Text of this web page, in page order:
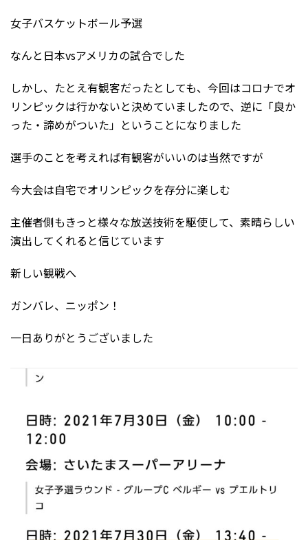
女子バスケットボール予選
なんと日本vsアメリカの試合でした
しかし、たとえ有観客だったとしても、今回はコロナでオ
リンピックは行かないと決めていましたので、逆に「良か
った・諦めがついた」ということになりました
選手のことを考えれば有観客がいいのは当然ですが
今大会は自宅でオリンピックを存分に楽しむ
主催者側もきっと様々な放送技術を駆使して、素晴らしい
演出してくれると信じています
新しい観戦へ
ガンバレ、ニッポン！
一日ありがとうございました